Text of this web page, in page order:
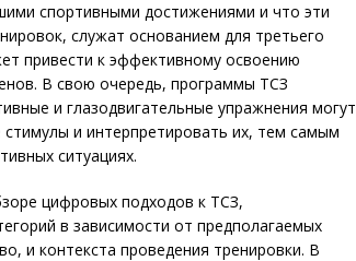
спортивными достижениями и что эти
служат основанием для третьего
привести к эффективному освоению
В свою очередь, программы ТСЗ
и глазодвигательные упражнения могут
и интерпретировать их, тем самым
ситуациях.
цифровых подходов к ТСЗ,
в зависимости от предполагаемых
и контекста проведения тренировки. В